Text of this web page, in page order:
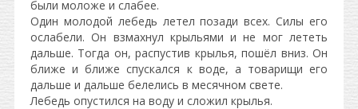
были моложе и слабее.
Один молодой лебедь летел позади всех. Силы его
ослабели. Он взмахнул крыльями и не мог лететь
дальше. Тогда он, распустив крылья, пошёл вниз. Он
ближе и ближе спускался к воде, а товарищи его
дальше и дальше белелись в месячном свете.
Лебедь опустился на воду и сложил крылья.